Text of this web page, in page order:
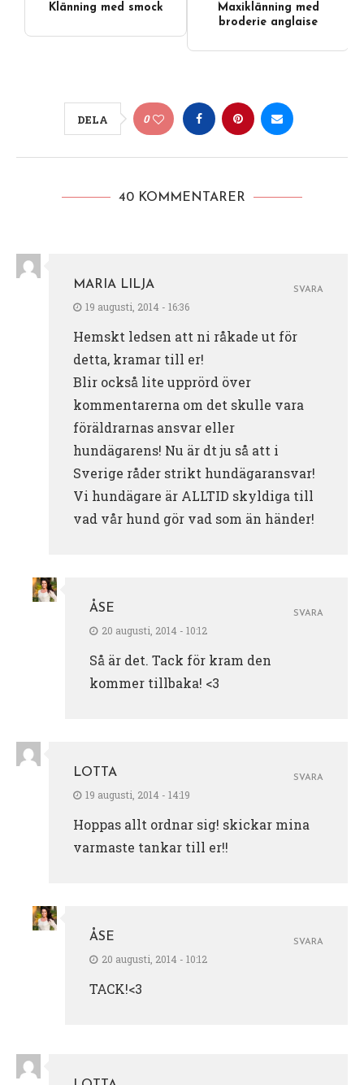
Klänning med smock
Maxiklänning med
broderie anglaise
DELA 0
40 KOMMENTARER
MARIA LILJA
19 augusti, 2014 - 16:36
Hemskt ledsen att ni råkade ut för
detta, kramar till er!
Blir också lite upprörd över
kommentarerna om det skulle vara
föräldrarnas ansvar eller
hundägarens! Nu är dt ju så att i
Sverige råder strikt hundägaransvar!
Vi hundägare är ALLTID skyldiga till
vad vår hund gör vad som än händer!
SVARA
ÅSE
20 augusti, 2014 - 10:12
Så är det. Tack för kram den
kommer tillbaka! <3
SVARA
LOTTA
19 augusti, 2014 - 14:19
Hoppas allt ordnar sig! skickar mina
varmaste tankar till er!!
SVARA
ÅSE
20 augusti, 2014 - 10:12
TACK!<3
SVARA